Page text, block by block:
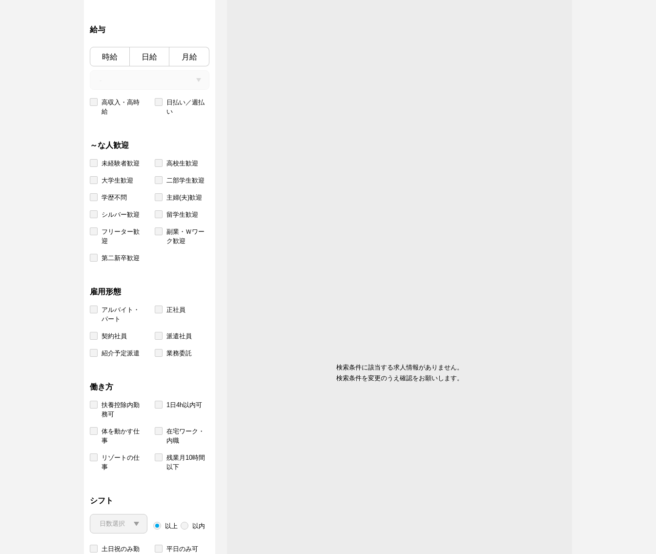
給与
時給 日給 月給
高収入・高時
給
日払い／週払
い
～な人歓迎
未経験者歓迎 高校生歓迎
大学生歓迎 二部学生歓迎
学歴不問 主婦(夫)歓迎
シルバー歓迎 留学生歓迎
フリーター歓
迎
副業・Ｗワー
ク歓迎
第二新卒歓迎
雇用形態
アルバイト・
パート
正社員
契約社員 派遣社員
紹介予定派遣 業務委託
働き方
扶養控除内勤
務可
1日4h以内可
体を動かす仕
事
在宅ワーク・
内職
リゾートの仕
事
残業月10時間
以下
シフト
以上 以内
土日祝のみ勤
平日のみ可
検索条件に該当する求人情報がありません。
検索条件を変更のうえ確認をお願いします。